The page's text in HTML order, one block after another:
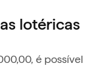
lotéricas
é possível